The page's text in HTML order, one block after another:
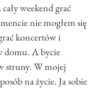
weekend grać
nie mogłem się
koncertów i
domu. A bycie
struny. W mojej
na życie. Ja sobie